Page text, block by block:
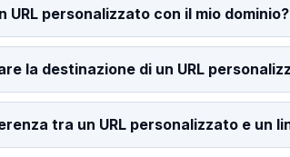
URL personalizzato con il mio dominio?
la destinazione di un URL
tra un URL personalizzato e un